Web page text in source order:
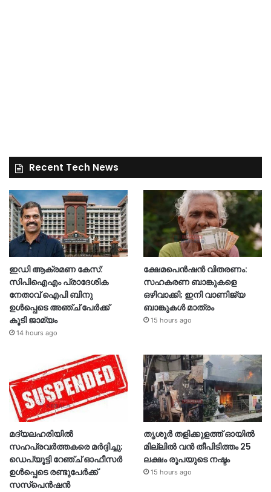
Recent Tech News
ഇഡി ആക്രമണ കേസ്:
സിപിഐഎം പ്രാദേശിക
നേതാവ് ഐപി ബിനു
ഉൾപ്പെടെ അഞ്ച് പേർക്ക്
കൂടി ജാമ്യം
14 hours ago
ക്ഷേമപെൻഷൻ വിതരണം:
സഹകരണ ബാങ്കുകളെ
ഒഴിവാക്കി; ഇനി വാണിജ്യ
ബാങ്കുകൾ മാത്രം
15 hours ago
മദ്യലഹരിയിൽ
സഹപ്രവർത്തകരെ മർദ്ദിച്ചു;
ഡെപ്യൂട്ടി റേഞ്ച് ഓഫീസർ
ഉൾപ്പെടെ രണ്ടുപേർക്ക്
സസ്‌പെൻഷൻ
തൃശൂര്‍ തളിക്കുളത്ത് ഓയില്‍
മില്ലില്‍ വൻ തീപിടിത്തം 25
ലക്ഷം രൂപയുടെ നഷ്ടം
15 hours ago